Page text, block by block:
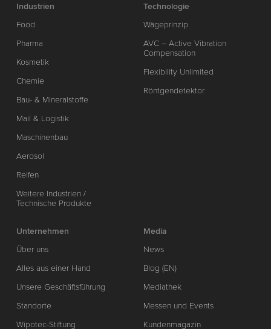
Industrien
Food
Pharma
Kosmetik
Chemie
Bau- & Mineralstoffe
Mail & Logistik
Maschinenbau
Aerosol
Reifen
Weitere Industrien /
Technische Produkte
Technologie
Wägeprinzip
AVC – Active Vibration
Compensation
Flexibility Unlimited
Röntgendetektor
Unternehmen
Über uns
Alles aus einer Hand
Unsere Geschäftsführung
Standorte
Wipotec-Stiftung
Media
News
Blog (EN)
Mediathek
Messen und Events
Kundenmagazin